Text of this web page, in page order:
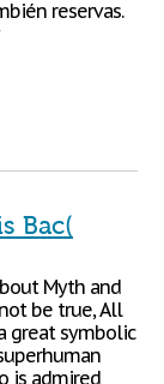
reservas.
Bac(
Myth and
be true, All
great symbolic
is admired